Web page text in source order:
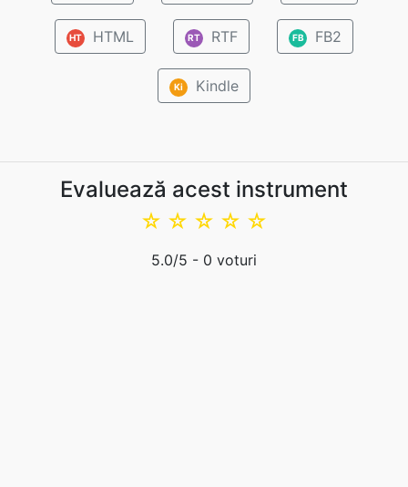
HT HTML RT RTF FB FB2
Ki Kindle
Evaluează acest instrument
☆
☆
☆
☆
☆
5.0/5 - 0 voturi